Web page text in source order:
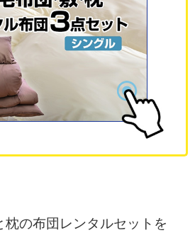
枕の布団レンタルセットを